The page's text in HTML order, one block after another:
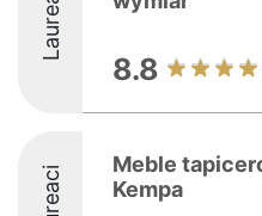
Laureaci
8.8
Meble
Kempa